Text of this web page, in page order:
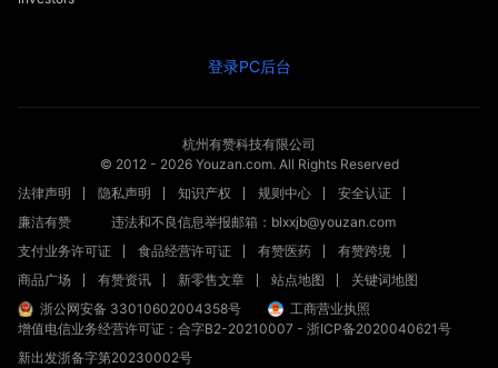
登录PC后台
杭州有赞科技有限公司
© 2012 - 2026Youzan.com. All Rights Reserved
法律声明
隐私声明 知识产权 规则中心
安全认证
廉洁有赞
违法和不良信息举报邮箱：blxxjb@youzan.com
支付业务许可证
食品经营许可证 有赞医药
有赞跨境
商品广场
有赞资讯 新零售文章 站点地图
关键词地图
浙公网安备 33010602004358号
工商营业执照
增值电信业务经营许可证：合字B2-20210007 - 浙ICP备2020040621号
新出发浙备字第20230002号